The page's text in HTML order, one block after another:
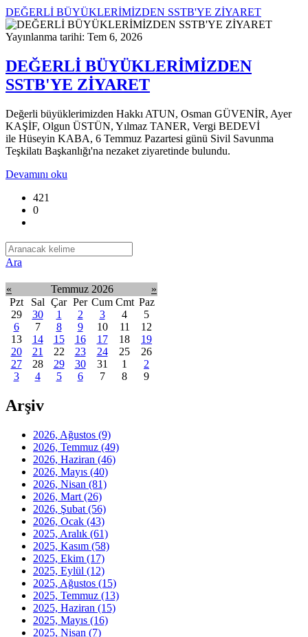
DEĞERLİ BÜYÜKLERİMİZDEN SSTB'YE ZİYARET
Yayınlanma tarihi: Tem 6, 2026
DEĞERLİ BÜYÜKLERİMİZDEN
SSTB'YE ZİYARET
Değerli büyüklerimizden Hakkı ATUN, Osman GÜVENİR, Ayer
KAŞİF, Olgun ÜSTÜN, Yılmaz TANER, Vergi BEDEVİ
ile Hüseyin KABA, 6 Temmuz Pazartesi günü Sivil Savunma
Teşkilatı Başkanlığı'na nezaket ziyaretinde bulundu.
Devamını oku
421
0
Ara
« Temmuz 2026
»
Pzt
Sal Çar Per Cum Cmt Paz
29
30 1 2 3 4
5
6
7 8 9 10 11
12
13
14 15 16 17 18
19
20
21 22 23 24 25
26
27
28 29 30 31 1
2
3
4 5 6 7 8 9
Arşiv
2026, Ağustos (9)
2026, Temmuz (49)
2026, Haziran (46)
2026, Mayıs (40)
2026, Nisan (81)
2026, Mart (26)
2026, Şubat (56)
2026, Ocak (43)
2025, Aralık (61)
2025, Kasım (58)
2025, Ekim (17)
2025, Eylül (12)
2025, Ağustos (15)
2025, Temmuz (13)
2025, Haziran (15)
2025, Mayıs (16)
2025, Nisan (7)